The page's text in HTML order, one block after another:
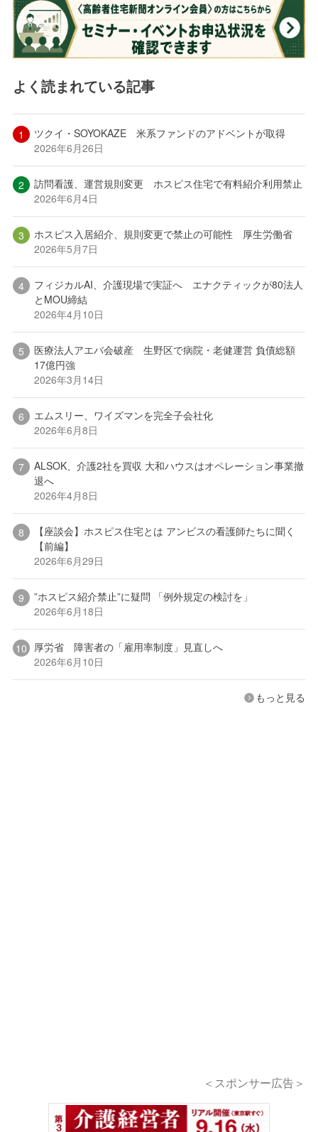
よく読まれている記事
ツクイ・SOYOKAZE 米系ファンドのアドベントが取得
2026年6月26日
訪問看護、運営規則変更 ホスピス住宅で有料紹介利用禁止
2026年6月4日
ホスピス入居紹介、規則変更で禁止の可能性 厚生労働省
2026年5月7日
フィジカルAI、介護現場で実証へ エナクティックが80法人
とMOU締結
2026年4月10日
医療法人アエバ会破産 生野区で病院・老健運営 負債総額
17億円強
2026年3月14日
エムスリー、ワイズマンを完全子会社化
2026年6月8日
ALSOK、介護2社を買収 大和ハウスはオペレーション事業撤
退へ
2026年4月8日
【座談会】ホスピス住宅とは アンビスの看護師たちに聞く
【前編】
2026年6月29日
”ホスピス紹介禁止”に疑問 「例外規定の検討を」
2026年6月18日
厚労省 障害者の「雇用率制度」見直しへ
2026年6月10日
もっと見る
＜スポンサー広告＞